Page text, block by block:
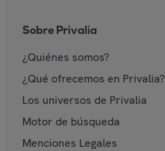
Sobre Privalia
¿Quiénes somos?
¿Qué ofrecemos en Privalia?
Los universos de Privalia
Motor de búsqueda
Menciones Legales